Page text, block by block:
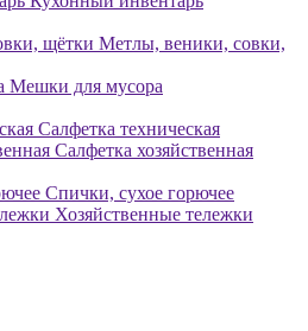
Метлы, веники, совки,
Мешки для мусора
Салфетка техническая
Салфетка хозяйственная
Спички, сухое горючее
Хозяйственные тележки